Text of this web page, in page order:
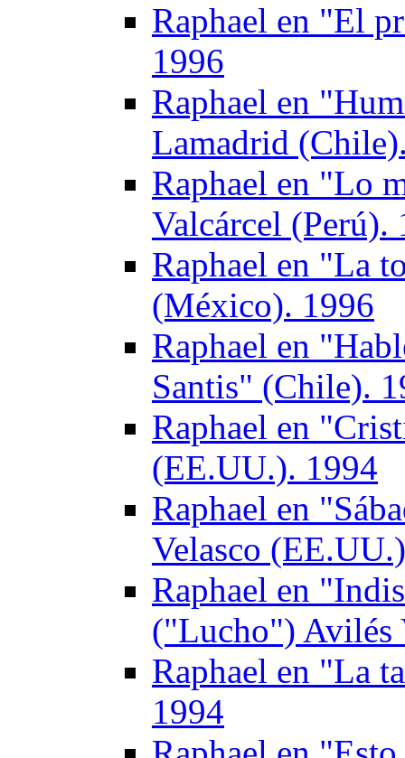
Raphael en "El
1996
Raphael en
Lamadrid
Raphael en "Lo
Valcárcel (Perú).
Raphael en "La
(México). 1996
Raphael en
Santis" (Chile).
Raphael en
(EE.UU.). 1994
Raphael en
Velasco
Raphael en
("Lucho") Avilés
Raphael en "La
1994